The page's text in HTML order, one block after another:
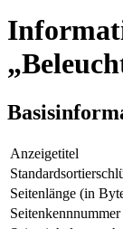
Anzeigetitel
Seitenlänge (in
Seitenkennnummer